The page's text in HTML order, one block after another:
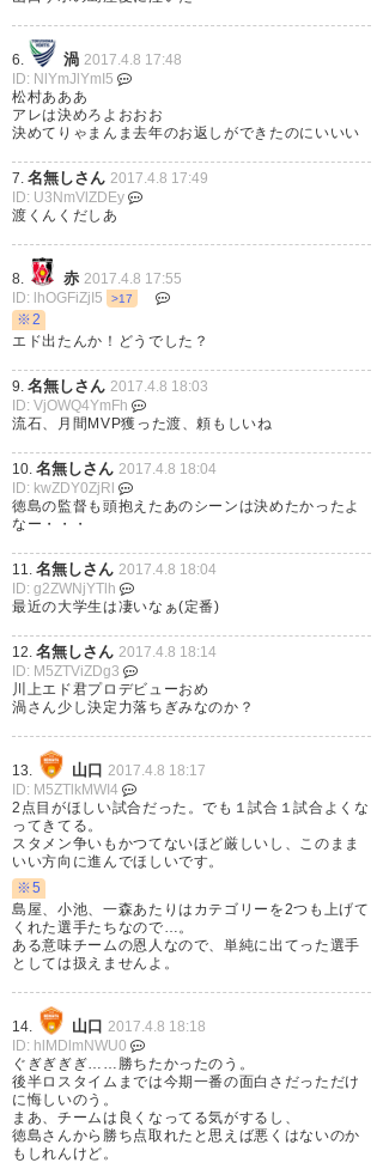
レノファ山口、2点目を決めたと
ぬか喜びをしてたら同点ゴール
を決められ1-1の引き分けでした
(笑) 貴重な勝ち点には違いあり
ません。 https://t.co/VS2zsclIv3
— ノムじゅん (nomujun)
4月 8
山口 1-1 徳島 星 雄次(後半28分)
渡 大生(後半46分)
https://t.co/q2F6XvLuGi徳島ヴ
ォルティス、ロスタイムに追い
つきドロー、勝ち点1を得まし
た。負けないで良かった、無得
点で終わらず良かった。 #vortis
— 🐔Takashi Akaki (akakit)
2017, 4月 8
うちもプレスかけられたらガタ
ガタになる。こっちがやりたい
事をレノファもやってきて向こ
うの方がハマった
— shige182 (chimo0182) 2017,
4月 8
6. 渦 2017.4.8 17:48
ID: NlYmJlYmI5
松村あああ
アレは決めろよおおお
決めてりゃまんま去年のお返しができたのにいいい
7. 名無しさん 2017.4.8 17:49
ID: U3NmVlZDEy
渡くんくだしあ
8. 赤 2017.4.8 17:55
ID: lhOGFiZjI5
>17
※2
エド出たんか！どうでした？
9. 名無しさん 2017.4.8 18:03
ID: VjOWQ4YmFh
流石、月間MVP獲った渡、頼もしいね
10. 名無しさん 2017.4.8 18:04
ID: kwZDY0ZjRl
徳島の監督も頭抱えたあのシーンは決めたかったよ
なー・・・
11. 名無しさん 2017.4.8 18:04
ID: g2ZWNjYTlh
最近の大学生は凄いなぁ(定番)
12. 名無しさん 2017.4.8 18:14
ID: M5ZTViZDg3
川上エド君プロデビューおめ
渦さん少し決定力落ちぎみなのか？
13. 山口 2017.4.8 18:17
ID: M5ZTlkMWI4
2点目がほしい試合だった。でも１試合１試合よくな
ってきてる。
スタメン争いもかつてないほど厳しいし、このまま
いい方向に進んでほしいです。
※5
島屋、小池、一森あたりはカテゴリーを2つも上げて
くれた選手たちなので…。
ある意味チームの恩人なので、単純に出てった選手
としては扱えませんよ。
14. 山口 2017.4.8 18:18
ID: hlMDlmNWU0
ぐぎぎぎぎ……勝ちたかったのう。
後半ロスタイムまでは今期一番の面白さだっただけ
に悔しいのう。
まあ、チームは良くなってる気がするし、
徳島さんから勝ち点取れたと思えば悪くはないのか
もしれんけど。